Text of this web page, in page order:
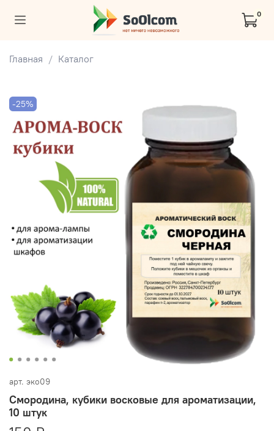
0
Главная Каталог
-25%
арт. эко09
Смородина, кубики восковые для ароматизации,
10 штук